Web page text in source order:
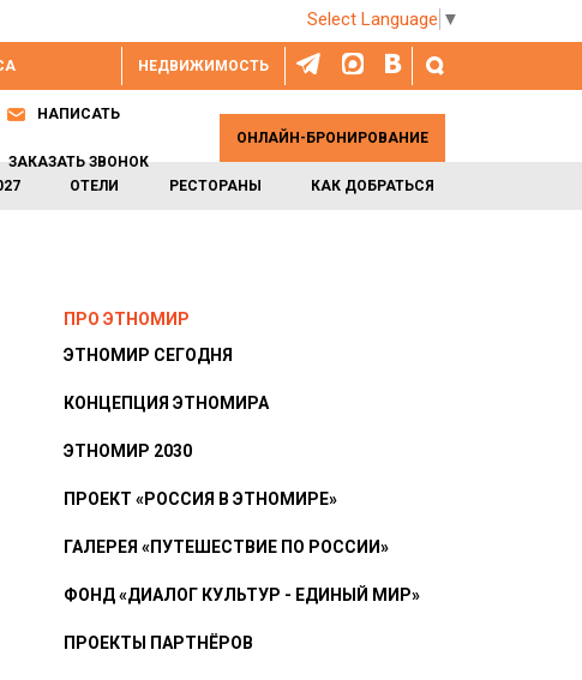
Select Language ▼
НЕДВИЖИМОСТЬ
ОТЕЛИ РЕСТОРАНЫ КАК ДОБРАТЬСЯ
НАПИСАТЬ
ЗАКАЗАТЬ ЗВОНОК
ОНЛАЙН-БРОНИРОВАНИЕ
ПРО ЭТНОМИР
ЭТНОМИР СЕГОДНЯ
КОНЦЕПЦИЯ ЭТНОМИРА
ЭТНОМИР 2030
ПРОЕКТ «РОССИЯ В ЭТНОМИРЕ»
ГАЛЕРЕЯ «ПУТЕШЕСТВИЕ ПО РОССИИ»
ФОНД «ДИАЛОГ КУЛЬТУР - ЕДИНЫЙ МИР»
ПРОЕКТЫ ПАРТНЁРОВ